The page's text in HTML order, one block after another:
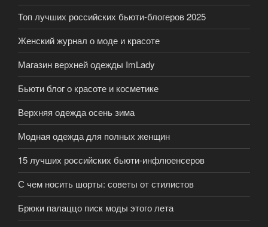
Топ лучших российских бьюти-блогеров 2025
Женский журнал о моде и красоте
Магазин верхней одежды ImLady
Бьюти блог о красоте и косметике
Верхняя одежда осень зима
Модная одежда для полных женщин
15 лучших российских бьюти-инфлюенсеров
С чем носить шорты: советы от стилистов
Брюки палаццо писк моды этого лета